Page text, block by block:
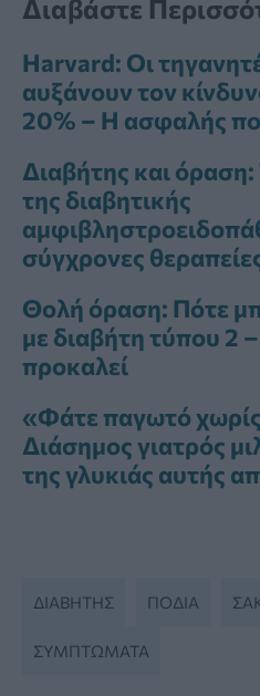
Διαβάστε
Harvard: Οι
αυξάνουν τον
20% – Η ασφαλής
Διαβήτης και
της διαβητικής
σύγχρονες
Θολή όραση: Πότε
με διαβήτη τύπου 2
προκαλεί
«Φάτε παγωτό
Διάσημος γιατρός
της γλυκιάς αυτής
ΔΙΑΒΉΤΗΣ ΠΟΔΙΑ
ΣΥΜΠΤΏΜΑΤΑ